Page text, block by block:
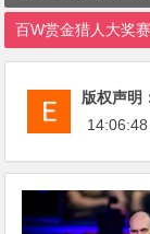
百W赏金猎人大奖赛
版权声明
14:06:48